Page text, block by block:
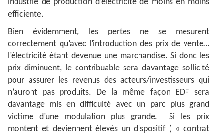
industrie de production d’électricité de moins en moins
efficiente.
Bien évidemment, les pertes ne se mesurent
correctement qu’avec l’introduction des prix de vente…
l’électricité étant devenue une marchandise. Si donc les
prix diminuent, le contribuable sera davantage sollicité
pour assurer les revenus des acteurs/investisseurs qui
n’auront pas produits. De la même façon EDF sera
davantage mis en difficulté avec un parc plus grand
victime d’une modulation plus grande. Si les prix
montent et deviennent élevés un dispositif ( « contrat